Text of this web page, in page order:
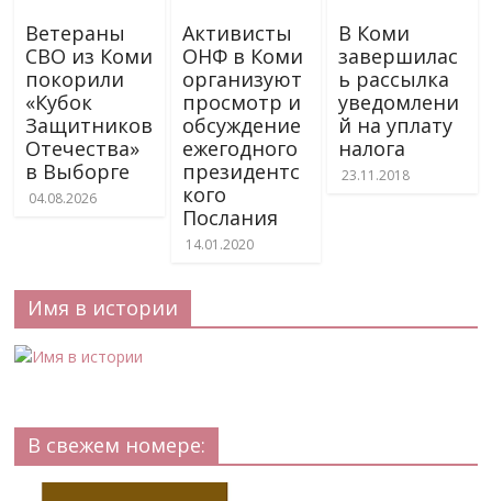
Ветераны
СВО из Коми
покорили
«Кубок
Защитников
Отечества»
в Выборге
04.08.2026
Активисты
ОНФ в Коми
организуют
просмотр и
обсуждение
ежегодного
президентс
кого
Послания
14.01.2020
В Коми
завершилас
ь рассылка
уведомлени
й на уплату
налога
23.11.2018
Имя в истории
В свежем номере: